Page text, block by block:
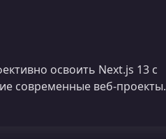
освоить Next.js 13 с
современные веб‑проекты.